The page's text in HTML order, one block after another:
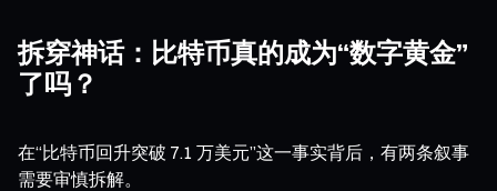
拆穿神话：比特币真的成为“数字黄金”
了吗？
在“比特币回升突破 7.1 万美元”这一事实背后，有两条叙事
需要审慎拆解。